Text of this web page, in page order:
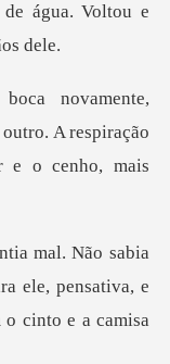
A respiração
ele, pensativa, e